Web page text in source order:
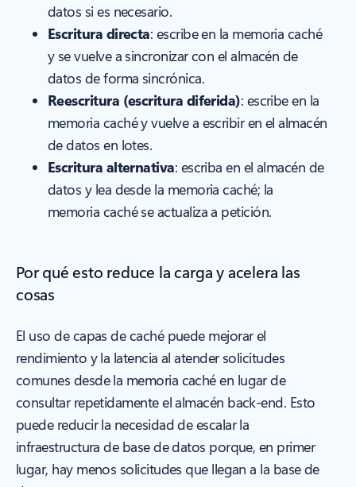
datos si es necesario.
Escritura directa: escribe en la memoria caché
y se vuelve a sincronizar con el almacén de
datos de forma sincrónica.
Reescritura (escritura diferida): escribe en la
memoria caché y vuelve a escribir en el almacén
de datos en lotes.
Escritura alternativa: escriba en el almacén de
datos y lea desde la memoria caché; la
memoria caché se actualiza a petición.
Por qué esto reduce la carga y acelera las
cosas
El uso de capas de caché puede mejorar el
rendimiento y la latencia al atender solicitudes
comunes desde la memoria caché en lugar de
consultar repetidamente el almacén back-end. Esto
puede reducir la necesidad de escalar la
infraestructura de base de datos porque, en primer
lugar, hay menos solicitudes que llegan a la base de